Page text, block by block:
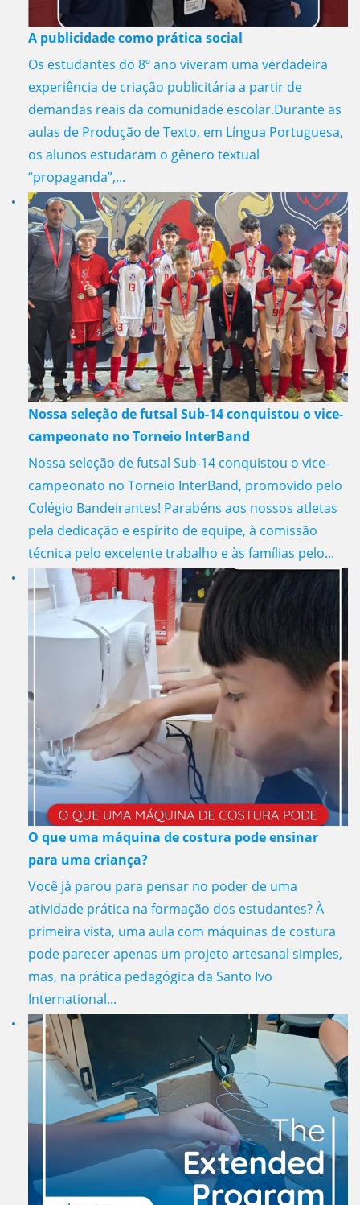
A publicidade como prática social
Os estudantes do 8º ano viveram uma verdadeira
experiência de criação publicitária a partir de
demandas reais da comunidade escolar.Durante as
aulas de Produção de Texto, em Língua Portuguesa,
os alunos estudaram o gênero textual
“propaganda”,...
Nossa seleção de futsal Sub-14 conquistou o vice-
campeonato no Torneio InterBand
Nossa seleção de futsal Sub-14 conquistou o vice-
campeonato no Torneio InterBand, promovido pelo
Colégio Bandeirantes! Parabéns aos nossos atletas
pela dedicação e espírito de equipe, à comissão
técnica pelo excelente trabalho e às famílias pelo...
O que uma máquina de costura pode ensinar
para uma criança?
Você já parou para pensar no poder de uma
atividade prática na formação dos estudantes? À
primeira vista, uma aula com máquinas de costura
pode parecer apenas um projeto artesanal simples,
mas, na prática pedagógica da Santo Ivo
International...